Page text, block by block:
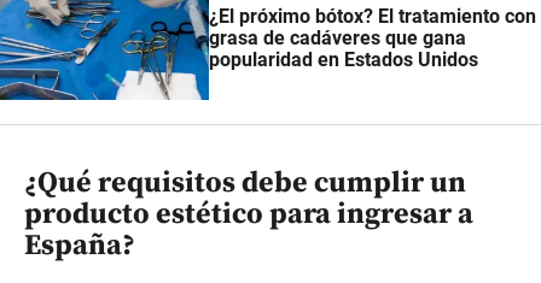
¿El próximo bótox? El tratamiento con
grasa de cadáveres que gana
popularidad en Estados Unidos
¿Qué requisitos debe cumplir un
producto estético para ingresar a
España?